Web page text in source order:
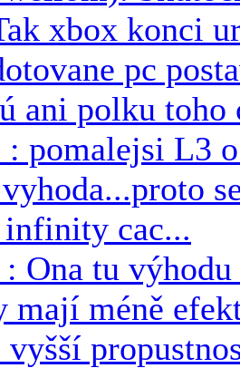
xbox konci
pc
ani polku toho
: pomalejsi L3
infinity cac...
Ona tu
mají méně
vyšší